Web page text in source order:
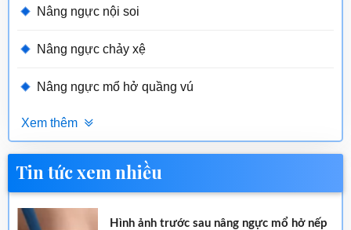
Nâng ngực nội soi
Nâng ngực chảy xệ
Nâng ngực mổ hở quầng vú
Xem thêm
Tin tức xem nhiều
Hình ảnh trước sau nâng ngực mổ hở nếp